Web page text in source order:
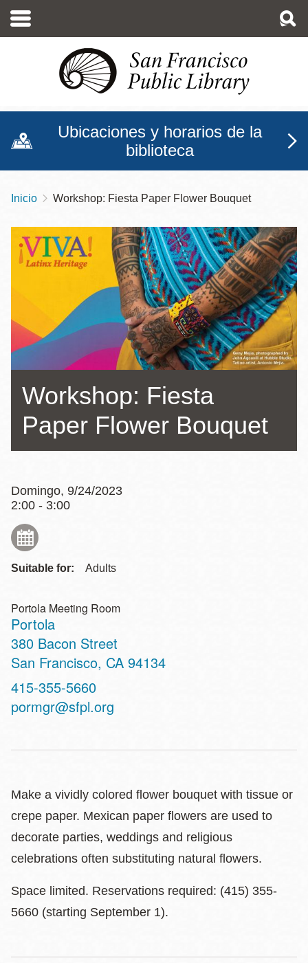
contenido
Ubicaciones y horarios de la
biblioteca
Sobrescribir
enlaces
de
ayuda
la
navegación
Inicio Workshop: Fiesta Paper Flower Bouquet
Workshop: Fiesta
Paper Flower Bouquet
Domingo, 9/24/2023
2:00 - 3:00
Suitable for: Adults
Portola Meeting Room
Portola
Address
380 Bacon Street
San Francisco, CA 94134
Contact
Telephone
415-355-5660
pormgr@sfpl.org
Make a vividly colored flower bouquet with tissue or
crepe paper. Mexican paper flowers are used to
decorate parties, weddings and religious
celebrations often substituting natural flowers.
Space limited. Reservations required: (415) 355-
5660 (starting September 1).